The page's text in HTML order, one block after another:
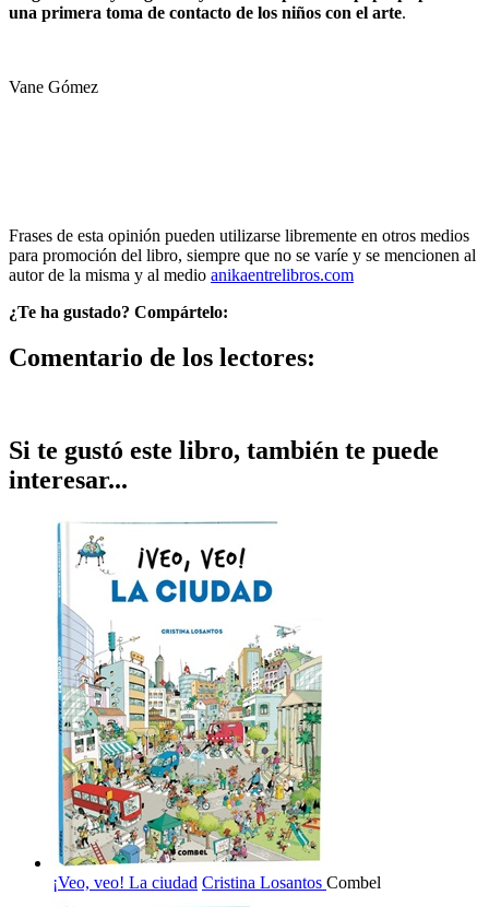
una primera toma de contacto de los niños con el arte.
Vane Gómez
Frases de esta opinión pueden utilizarse libremente en otros medios
para promoción del libro, siempre que no se varíe y se mencionen al
autor de la misma y al medio anikaentrelibros.com
¿Te ha gustado? Compártelo:
Comentario de los lectores:
Si te gustó este libro, también te puede
interesar...
¡Veo, veo! La ciudad Cristina Losantos Combel